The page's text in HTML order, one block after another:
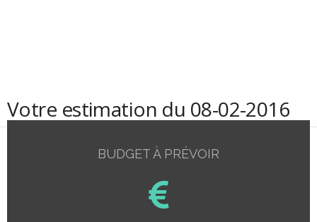
Votre estimation du 08-02-2016
BUDGET À PRÉVOIR